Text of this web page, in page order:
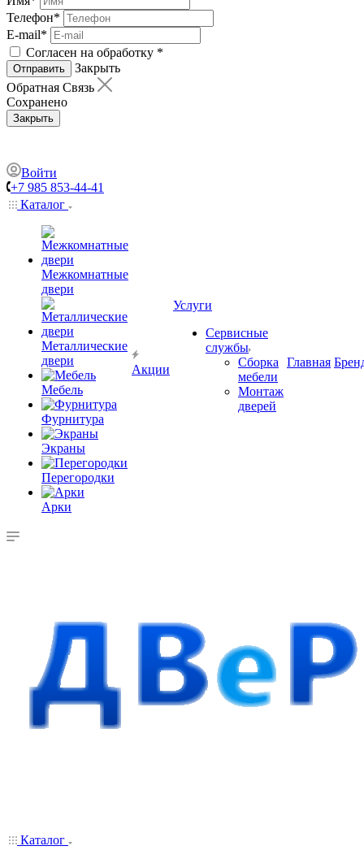
Телефон*
E-mail*
Согласен на обработку *
Отправить
Закрыть
Обратная Связь
Сохранено
Закрыть
Войти
+7 985 853-44-41
Каталог
Межкомнатные
двери
Металлические
двери
Мебель
Фурнитура
Экраны
Перегородки
Арки
Акции
Услуги
Сервисные
службы
Сборка
мебели
Монтаж
дверей
Главная
Каталог